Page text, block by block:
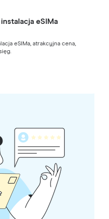
eSIMa
eSIMa, atrakcyjna cena,